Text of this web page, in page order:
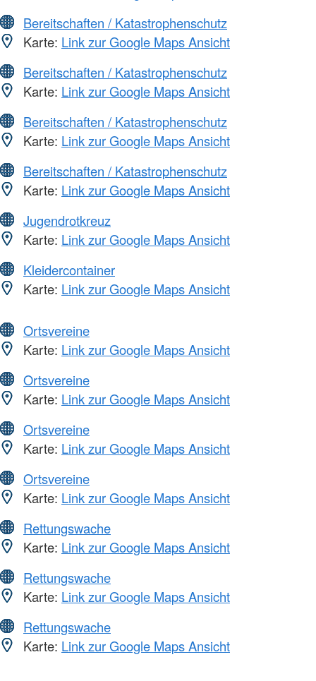
Bereitschaften / Katastrophenschutz
Karte: Link zur Google Maps Ansicht
Bereitschaften / Katastrophenschutz
Karte: Link zur Google Maps Ansicht
Bereitschaften / Katastrophenschutz
Karte: Link zur Google Maps Ansicht
Bereitschaften / Katastrophenschutz
Karte: Link zur Google Maps Ansicht
Jugendrotkreuz
Karte: Link zur Google Maps Ansicht
Kleidercontainer
Karte: Link zur Google Maps Ansicht
Ortsvereine
Karte: Link zur Google Maps Ansicht
Ortsvereine
Karte: Link zur Google Maps Ansicht
Ortsvereine
Karte: Link zur Google Maps Ansicht
Ortsvereine
Karte: Link zur Google Maps Ansicht
Rettungswache
Karte: Link zur Google Maps Ansicht
Rettungswache
Karte: Link zur Google Maps Ansicht
Rettungswache
Karte: Link zur Google Maps Ansicht